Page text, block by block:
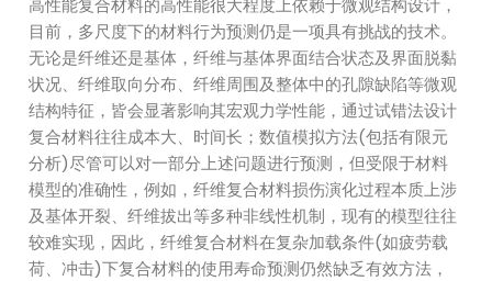
高性能复合材料的高性能很大程度上依赖于微观结构设计，
目前，多尺度下的材料行为预测仍是一项具有挑战的技术。
无论是纤维还是基体，纤维与基体界面结合状态及界面脱黏
状况、纤维取向分布、纤维周围及整体中的孔隙缺陷等微观
结构特征，皆会显著影响其宏观力学性能，通过试错法设计
复合材料往往成本大、时间长；数值模拟方法(包括有限元
分析)尽管可以对一部分上述问题进行预测，但受限于材料
模型的准确性，例如，纤维复合材料损伤演化过程本质上涉
及基体开裂、纤维拔出等多种非线性机制，现有的模型往往
较难实现，因此，纤维复合材料在复杂加载条件(如疲劳载
荷、冲击)下复合材料的使用寿命预测仍然缺乏有效方法，